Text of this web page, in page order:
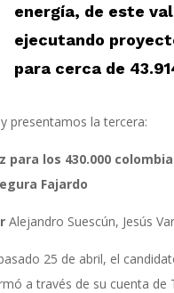
energía, de este
ejecutando
para cerca de
presentamos la tercera:
para los 430.000
Fajardo
Alejandro Suescún, Jesús
25 de abril, el
a través de su cuenta de